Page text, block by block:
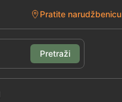
Pratite narudžbenicu
Pretraži